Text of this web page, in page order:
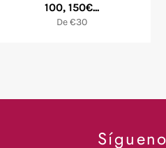
100, 150€...
De €30